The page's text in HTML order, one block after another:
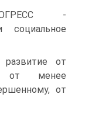
-
социальное
от
от менее
от